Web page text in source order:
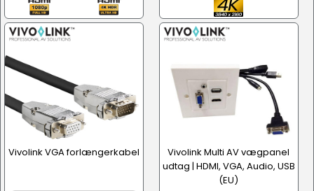
Vivolink VGA forlængerkabel
Vivolink Multi AV vægpanel
udtag | HDMI, VGA, Audio, USB
(EU)